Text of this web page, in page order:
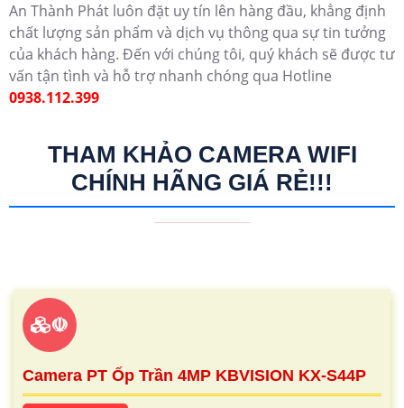
An Thành Phát luôn đặt uy tín lên hàng đầu, khẳng định
chất lượng sản phẩm và dịch vụ thông qua sự tin tưởng
của khách hàng. Đến với chúng tôi, quý khách sẽ được tư
vấn tận tình và hỗ trợ nhanh chóng qua Hotline
0938.112.399
THAM KHẢO CAMERA WIFI
CHÍNH HÃNG GIÁ RẺ!!!
☫
Camera PT Ốp Trần 4MP KBVISION KX-S44P